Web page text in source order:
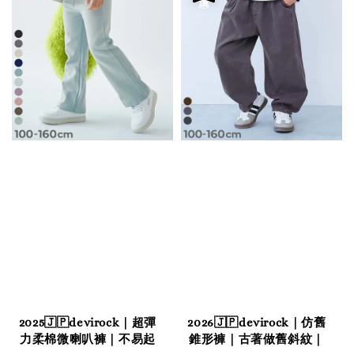
2025🇯🇵devirock｜超彈
力柔棉微喇叭褲｜不易起
2026🇯🇵devirock｜仿舊
錐形褲｜古著做舊斜紋｜